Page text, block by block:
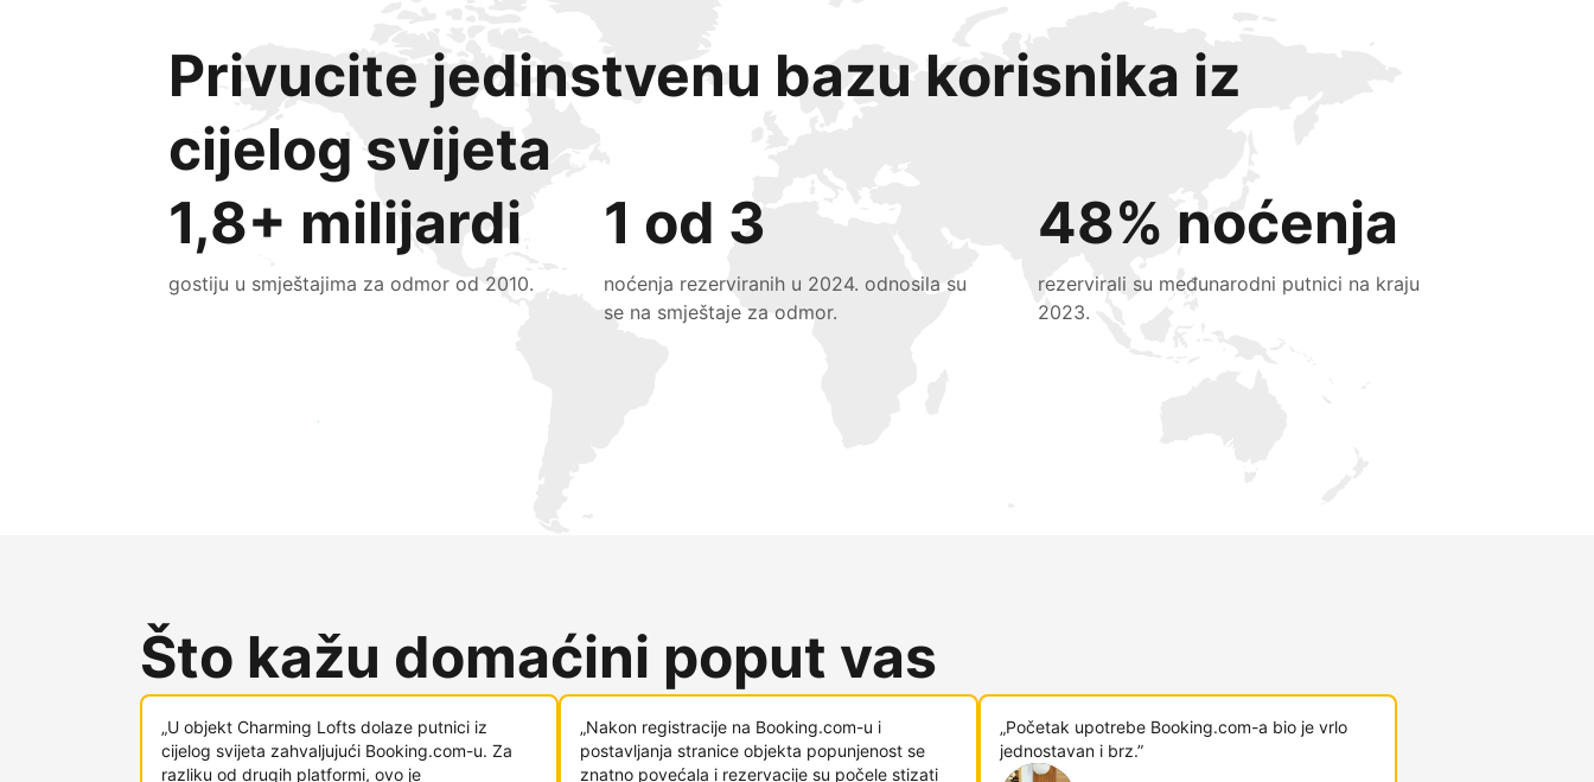
Privucite jedinstvenu bazu korisnika iz
cijelog svijeta
1,8+ milijardi
gostiju u smještajima za odmor od 2010.
1 od 3
noćenja rezerviranih u 2024. odnosila su
se na smještaje za odmor.
48% noćenja
rezervirali su međunarodni putnici na kraju
2023.
Doprite do novih gostiju već danas
Što kažu domaćini poput vas
„U objekt Charming Lofts dolaze putnici iz
cijelog svijeta zahvaljujući Booking.com-u. Za
razliku od drugih platformi, ovo je
„Nakon registracije na Booking.com-u i
postavljanja stranice objekta popunjenost se
znatno povećala i rezervacije su počele stizati
„Početak upotrebe Booking.com-a bio je vrlo
jednostavan i brz.”